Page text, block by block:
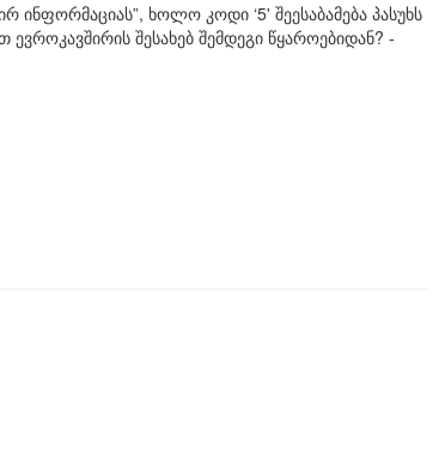
ინფორმაციას”, ხოლო კოდი ‘5' შეესაბამება პასუხს
შესახებ შემდეგი წყაროებიდან? -